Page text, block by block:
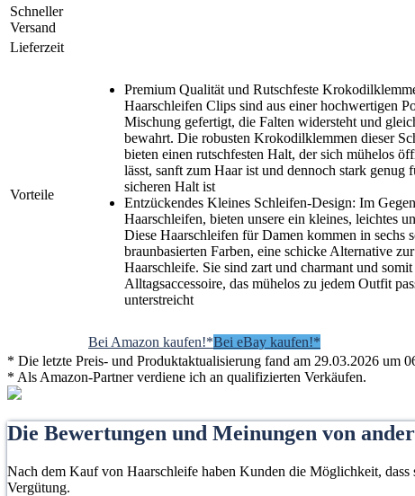
Schneller
Versand
Lieferzeit
Vorteile
Premium Qualität und Rutschfeste
Haarschleifen Clips sind aus einer hochwertigen
Mischung gefertigt, die Falten widersteht und
bewahrt. Die robusten Krokodilklemmen dieser
bieten einen rutschfesten Halt, der sich mühelos
lässt, sanft zum Haar ist und dennoch stark genug
sicheren Halt ist
Entzückendes Kleines Schleifen-Design: Im
Haarschleifen, bieten unsere ein kleines, leichtes
Diese Haarschleifen für Damen kommen in sechs
braunbasierten Farben, eine schicke Alternative
Haarschleife. Sie sind zart und charmant und
Alltagsaccessoire, das mühelos zu jedem Outfit
unterstreicht
Bei Amazon kaufen!*Bei eBay kaufen!*
* Die letzte Preis- und Produktaktualisierung fand am 29.03.2026 um
* Als Amazon-Partner verdiene ich an qualifizierten Verkäufen.
Die Bewertungen und Meinungen von
Nach dem Kauf von Haarschleife haben Kunden die Möglichkeit,
Vergütung.